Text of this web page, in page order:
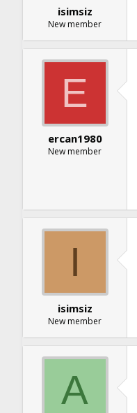
isimsiz
New member
E
ercan1980
New member
I
isimsiz
New member
A